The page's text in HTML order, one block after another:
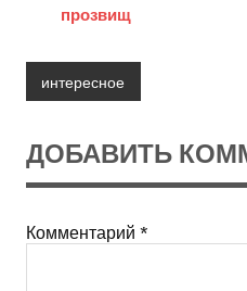
прозвищ
интересное
ДОБАВИТЬ
Комментарий *